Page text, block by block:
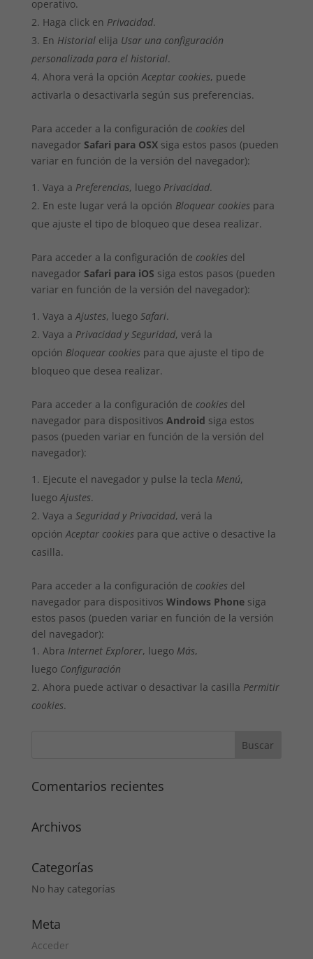
operativo.
Haga click en Privacidad.
En Historialelija Usar una configuración
personalizada para el historial.
Ahora verá la opciónAceptar cookies, puede
activarla o desactivarla según sus preferencias.
Para acceder a la configuración de cookiesdel
navegador Safari para OSXsiga estos pasos (pueden
variar en función de la versión del navegador):
Vaya a Preferencias, luego Privacidad.
En este lugar verá la opción Bloquear cookiespara
que ajuste el tipo de bloqueo que desea realizar.
Para acceder a la configuración de cookiesdel
navegador Safari para iOS siga estos pasos (pueden
variar en función de la versión del navegador):
Vaya aAjustes, luego Safari.
Vaya a Privacidad y Seguridad, verá la
opción Bloquear cookiespara que ajuste el tipo de
bloqueo que desea realizar.
Para acceder a la configuración de cookiesdel
navegador para dispositivos Android siga estos
pasos (pueden variar en función de la versión del
navegador):
Ejecute el navegador y pulse la tecla Menú,
luegoAjustes.
Vaya a Seguridad y Privacidad, verá la
opciónAceptar cookiespara que active o desactive la
casilla.
Para acceder a la configuración de cookiesdel
navegador para dispositivos Windows Phonesiga
estos pasos (pueden variar en función de la versión
del navegador):
Abra Internet Explorer, luego Más,
luego Configuración
Ahora puede activar o desactivar la casilla Permitir
cookies.
Comentarios recientes
Archivos
Categorías
No hay categorías
Meta
Acceder